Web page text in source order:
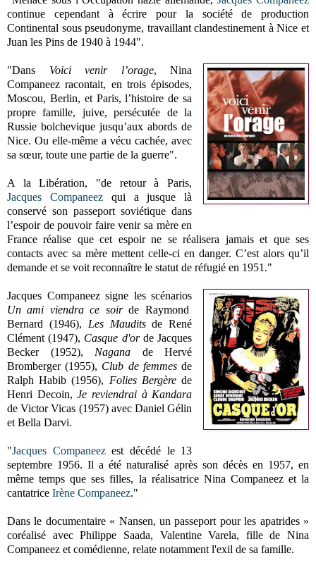
continue cependant à écrire pour la société de production
Continental sous pseudonyme, travaillant clandestinement à Nice et
Juan les Pins de 1940 à 1944".
"Dans Voici venir l’orage, Nina
Companeez racontait, en trois épisodes,
Moscou, Berlin, et Paris, l’histoire de sa
propre famille, juive, persécutée de la
Russie bolchevique jusqu’aux abords de
Nice. Ou elle-même a vécu cachée, avec
sa sœur, toute une partie de la guerre".
A la Libération, "de retour à Paris,
Jacques Companeezqui a jusque là
conservé son passeport soviétique dans
l’espoir de pouvoir faire venir sa mère en
France réalise que cet espoir ne se réalisera jamais et que ses
contacts avec sa mère mettent celle-ci en danger. C’est alors qu’il
demande et se voit reconnaître le statut de réfugié en 1951."
Jacques Companeez signe les scénarios
Un ami viendra ce soirde Raymond
Bernard (1946), Les Mauditsde René
Clément (1947), Casque d'orde Jacques
Becker (1952), Nagana de Hervé
Bromberger (1955), Club de femmesde
Ralph Habib (1956), Folies Bergèrede
Henri Decoin, Je reviendrai à Kandara
de Victor Vicas (1957) avec Daniel Gélin
et Bella Darvi.
"Jacques Companeezest décédé le 13
septembre 1956. Il a été naturalisé après son décès en 1957, en
même temps que ses filles, la réalisatrice Nina Companeez et la
cantatrice Irène Companeez."
Dans le documentaire « Nansen, un passeport pour les apatrides »
coréalisé avec Philippe Saada, Valentine Varela, fille de Nina
Companeez et comédienne, relate notamment l'exil de sa famille.